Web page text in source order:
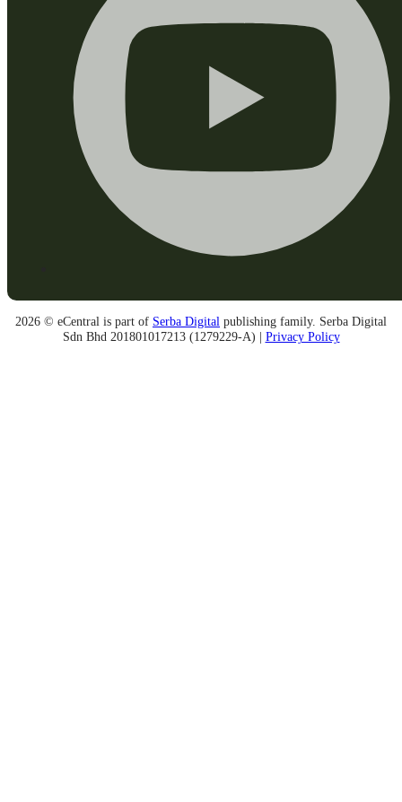
2026 © eCentral is part of Serba Digital publishing family. Serba Digital
Sdn Bhd 201801017213 (1279229-A) | Privacy Policy